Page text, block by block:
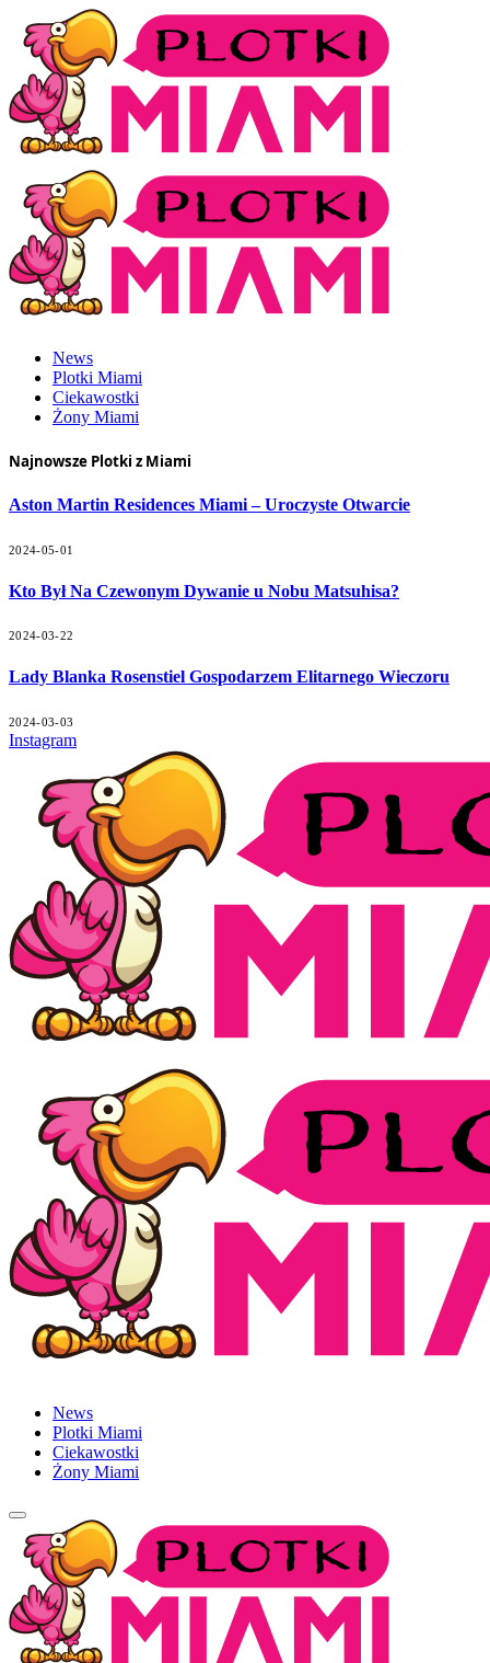
News
Plotki Miami
Ciekawostki
Żony Miami
Najnowsze Plotki z Miami
Aston Martin Residences Miami – Uroczyste Otwarcie
2024-05-01
Kto Był Na Czewonym Dywanie u Nobu Matsuhisa?
2024-03-22
Lady Blanka Rosenstiel Gospodarzem Elitarnego Wieczoru
2024-03-03
Instagram
News
Plotki Miami
Ciekawostki
Żony Miami